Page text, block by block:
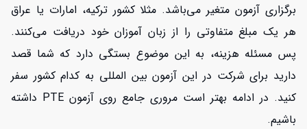
برگزاری آزمون متغیر می‌باشد. مثلا کشور ترکیه، امارات یا عراق
هر یک مبلغ متفاوتی را از زبان آموزان خود دریافت می‌کنند.
پس مسئله هزینه، به این موضوع بستگی دارد که شما قصد
دارید برای شرکت در این آزمون بین المللی به کدام کشور سفر
کنید. در ادامه بهتر است مروری جامع روی آزمون PTE داشته
باشیم.